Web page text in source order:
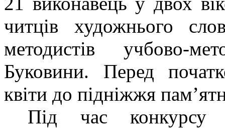
читців художнього
методистів учбово-
Буковини. Перед
квіти до підніжжя
Під час конкурсу